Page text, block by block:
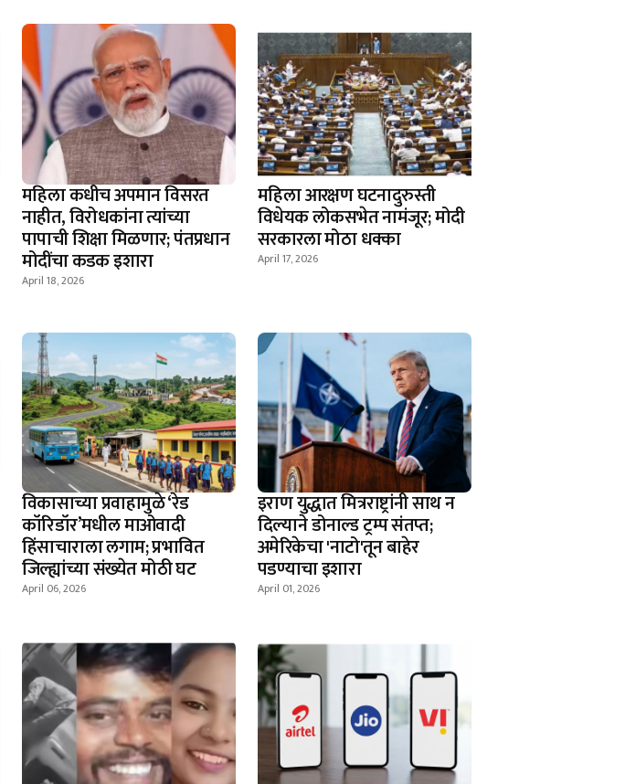
महिला कधीच अपमान विसरत
नाहीत, विरोधकांना त्यांच्या
पापाची शिक्षा मिळणार; पंतप्रधान
मोदींचा कडक इशारा
April 18, 2026
महिला आरक्षण घटनादुरुस्ती
विधेयक लोकसभेत नामंजूर; मोदी
सरकारला मोठा धक्का
April 17, 2026
विकासाच्या प्रवाहामुळे ‘रेड
कॉरिडॉर’मधील माओवादी
हिंसाचाराला लगाम; प्रभावित
जिल्ह्यांच्या संख्येत मोठी घट
April 06, 2026
इराण युद्धात मित्रराष्ट्रांनी साथ न
दिल्याने डोनाल्ड ट्रम्प संतप्त;
अमेरिकेचा 'नाटो'तून बाहेर
पडण्याचा इशारा
April 01, 2026